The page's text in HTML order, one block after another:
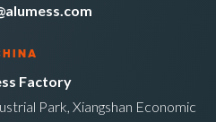
Factory
Park, Xiangshan Economic